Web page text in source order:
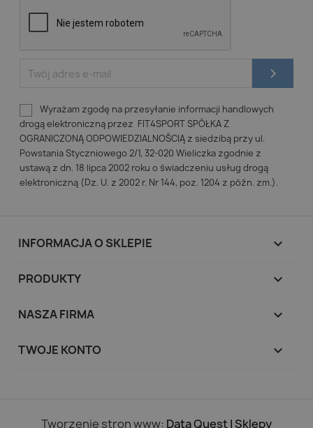
Wyrażam zgodę na przesyłanie informacji handlowych
drogą elektroniczną przez FIT4SPORT SPÓŁKA Z
OGRANICZONĄ ODPOWIEDZIALNOŚCIĄ z siedzibą przy ul.
Powstania Styczniowego 2/1, 32-020 Wieliczka zgodnie z
ustawą z dn. 18 lipca 2002 roku o świadczeniu usług drogą
elektroniczną (Dz. U. z 2002 r. Nr 144, poz. 1204 z późn. zm.).
INFORMACJA O SKLEPIE keyboard_arrow_down
PRODUKTY 
NASZA FIRMA 
TWOJE KONTO 
Tworzenie stron www: Data Quest | Sklepy